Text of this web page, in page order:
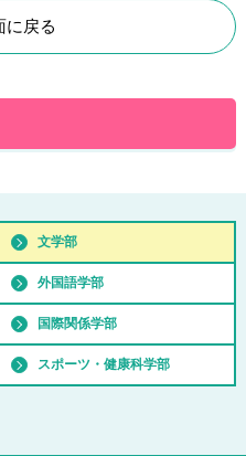
に戻る
文学部
外国語学部
国際関係学部
スポーツ・健康科学部